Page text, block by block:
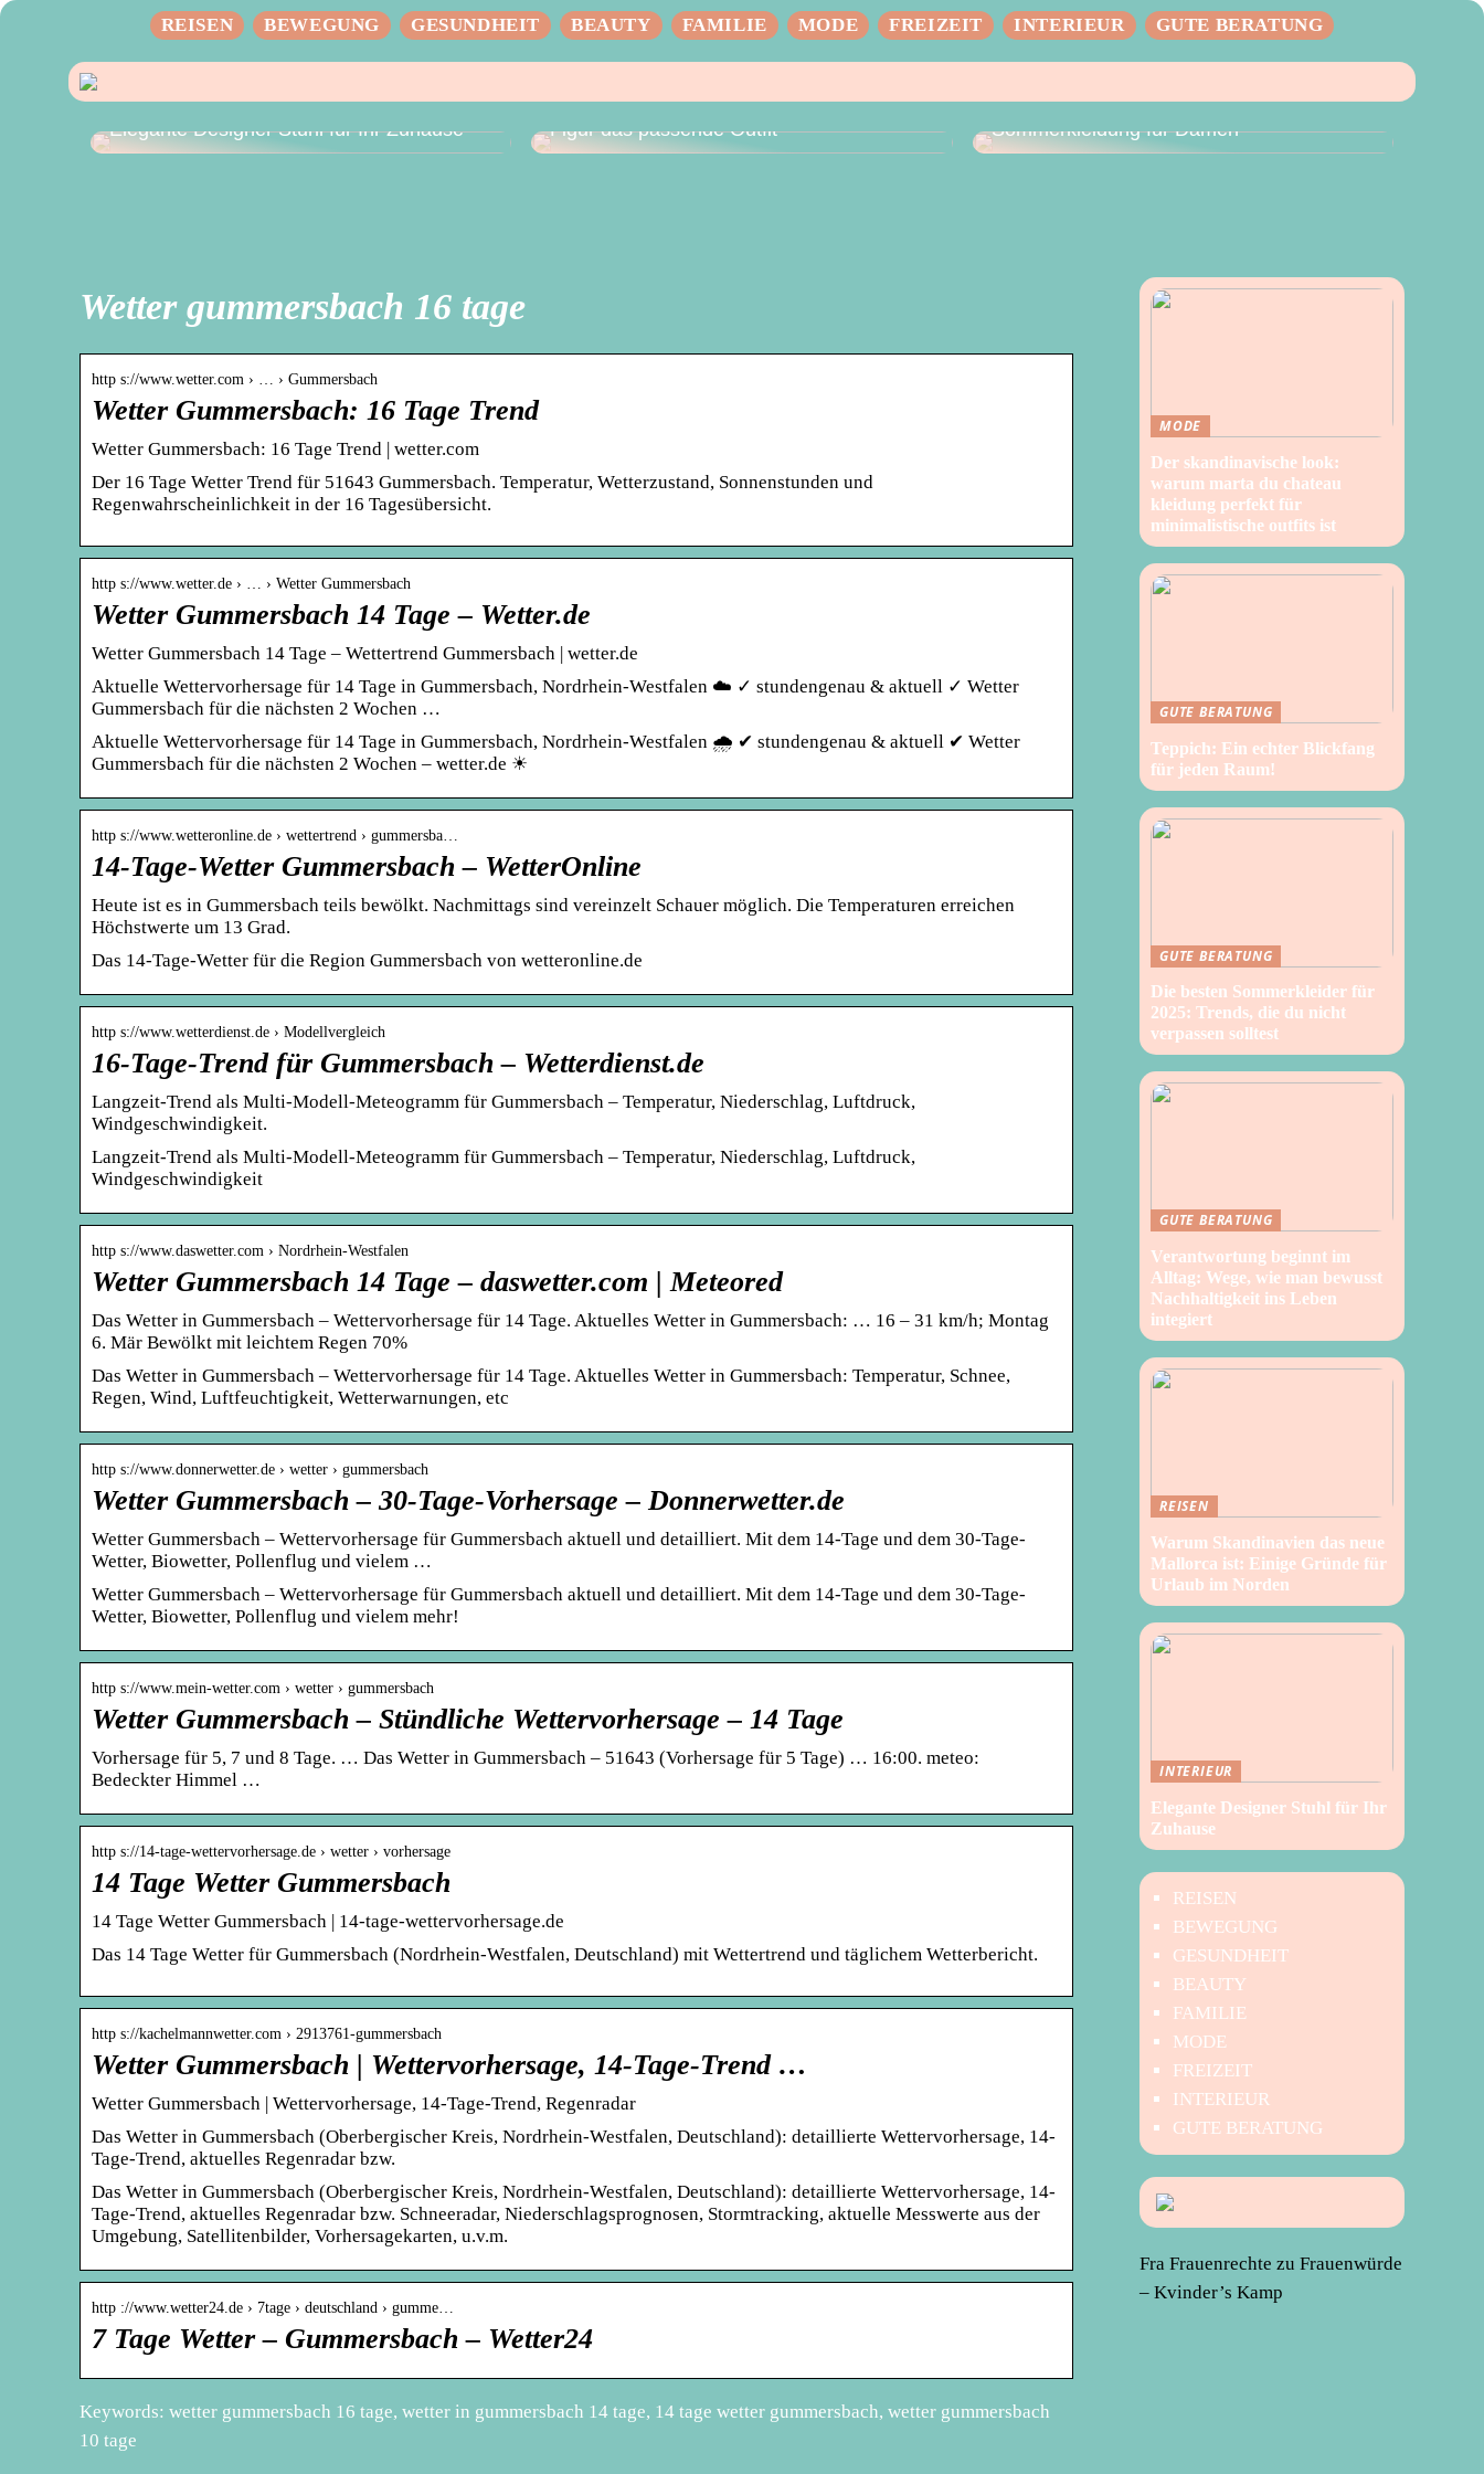
REISEN BEWEGUNG GESUNDHEIT BEAUTY FAMILIE MODE FREIZEIT INTERIEUR GUTE BERATUNG
Elegante Designer Stuhl für Ihr Zuhause
Figur das passende Outfit
Sommerkleidung für Damen
Wetter gummersbach 16 tage
http s://www.wetter.com › … › Gummersbach
Wetter Gummersbach: 16 Tage Trend
Wetter Gummersbach: 16 Tage Trend | wetter.com
Der 16 Tage Wetter Trend für 51643 Gummersbach. Temperatur, Wetterzustand, Sonnenstunden und
Regenwahrscheinlichkeit in der 16 Tagesübersicht.
http s://www.wetter.de › … › Wetter Gummersbach
Wetter Gummersbach 14 Tage – Wetter.de
Wetter Gummersbach 14 Tage – Wettertrend Gummersbach | wetter.de
Aktuelle Wettervorhersage für 14 Tage in Gummersbach, Nordrhein-Westfalen ☁️ ✓ stundengenau & aktuell ✓ Wetter
Gummersbach für die nächsten 2 Wochen …
Aktuelle Wettervorhersage für 14 Tage in Gummersbach, Nordrhein-Westfalen 🌧️ ✔ stundengenau & aktuell ✔ Wetter
Gummersbach für die nächsten 2 Wochen – wetter.de ☀
http s://www.wetteronline.de › wettertrend › gummersba…
14-Tage-Wetter Gummersbach – WetterOnline
Heute ist es in Gummersbach teils bewölkt. Nachmittags sind vereinzelt Schauer möglich. Die Temperaturen erreichen
Höchstwerte um 13 Grad.
Das 14-Tage-Wetter für die Region Gummersbach von wetteronline.de
http s://www.wetterdienst.de › Modellvergleich
16-Tage-Trend für Gummersbach – Wetterdienst.de
Langzeit-Trend als Multi-Modell-Meteogramm für Gummersbach – Temperatur, Niederschlag, Luftdruck,
Windgeschwindigkeit.
Langzeit-Trend als Multi-Modell-Meteogramm für Gummersbach – Temperatur, Niederschlag, Luftdruck,
Windgeschwindigkeit
http s://www.daswetter.com › Nordrhein-Westfalen
Wetter Gummersbach 14 Tage – daswetter.com | Meteored
Das Wetter in Gummersbach – Wettervorhersage für 14 Tage. Aktuelles Wetter in Gummersbach: … 16 – 31 km/h; Montag
6. Mär Bewölkt mit leichtem Regen 70%
Das Wetter in Gummersbach – Wettervorhersage für 14 Tage. Aktuelles Wetter in Gummersbach: Temperatur, Schnee,
Regen, Wind, Luftfeuchtigkeit, Wetterwarnungen, etc
http s://www.donnerwetter.de › wetter › gummersbach
Wetter Gummersbach – 30-Tage-Vorhersage – Donnerwetter.de
Wetter Gummersbach – Wettervorhersage für Gummersbach aktuell und detailliert. Mit dem 14-Tage und dem 30-Tage-
Wetter, Biowetter, Pollenflug und vielem …
Wetter Gummersbach – Wettervorhersage für Gummersbach aktuell und detailliert. Mit dem 14-Tage und dem 30-Tage-
Wetter, Biowetter, Pollenflug und vielem mehr!
http s://www.mein-wetter.com › wetter › gummersbach
Wetter Gummersbach – Stündliche Wettervorhersage – 14 Tage
Vorhersage für 5, 7 und 8 Tage. … Das Wetter in Gummersbach – 51643 (Vorhersage für 5 Tage) … 16:00. meteo:
Bedeckter Himmel …
http s://14-tage-wettervorhersage.de › wetter › vorhersage
14 Tage Wetter Gummersbach
14 Tage Wetter Gummersbach | 14-tage-wettervorhersage.de
Das 14 Tage Wetter für Gummersbach (Nordrhein-Westfalen, Deutschland) mit Wettertrend und täglichem Wetterbericht.
http s://kachelmannwetter.com › 2913761-gummersbach
Wetter Gummersbach | Wettervorhersage, 14-Tage-Trend …
Wetter Gummersbach | Wettervorhersage, 14-Tage-Trend, Regenradar
Das Wetter in Gummersbach (Oberbergischer Kreis, Nordrhein-Westfalen, Deutschland): detaillierte Wettervorhersage, 14-
Tage-Trend, aktuelles Regenradar bzw.
Das Wetter in Gummersbach (Oberbergischer Kreis, Nordrhein-Westfalen, Deutschland): detaillierte Wettervorhersage, 14-
Tage-Trend, aktuelles Regenradar bzw. Schneeradar, Niederschlagsprognosen, Stormtracking, aktuelle Messwerte aus der
Umgebung, Satellitenbilder, Vorhersagekarten, u.v.m.
http ://www.wetter24.de › 7tage › deutschland › gumme…
7 Tage Wetter – Gummersbach – Wetter24
Keywords: wetter gummersbach 16 tage, wetter in gummersbach 14 tage, 14 tage wetter gummersbach, wetter gummersbach
10 tage
MODE
Der skandinavische look:
warum marta du chateau
kleidung perfekt für
minimalistische outfits ist
GUTE BERATUNG
Teppich: Ein echter Blickfang
für jeden Raum!
GUTE BERATUNG
Die besten Sommerkleider für
2025: Trends, die du nicht
verpassen solltest
GUTE BERATUNG
Verantwortung beginnt im
Alltag: Wege, wie man bewusst
Nachhaltigkeit ins Leben
integiert
REISEN
Warum Skandinavien das neue
Mallorca ist: Einige Gründe für
Urlaub im Norden
INTERIEUR
Elegante Designer Stuhl für Ihr
Zuhause
REISEN
BEWEGUNG
GESUNDHEIT
BEAUTY
FAMILIE
MODE
FREIZEIT
INTERIEUR
GUTE BERATUNG
Fra Frauenrechte zu Frauenwürde
– Kvinder’s Kamp